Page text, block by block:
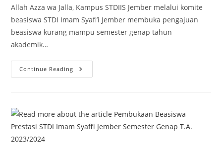
Allah Azza wa Jalla, Kampus STDIIS Jember melalui komite
beasiswa STDI Imam Syafi’i Jember membuka pengajuan
beasiswa kurang mampu semester genap tahun
akademik…
Continue Reading Pembukaan
Beasiswa
Syafi’i
Jember
Semester
Genap